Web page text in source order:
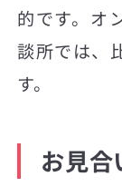
的です。オ
談所では、
す。
お見合